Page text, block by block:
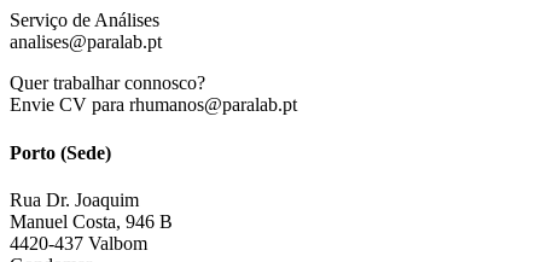
Serviço de Análises
analises@paralab.pt
Quer trabalhar connosco?
Envie CV para rhumanos@paralab.pt
Porto (Sede)
Rua Dr. Joaquim
Manuel Costa, 946 B
4420-437 Valbom